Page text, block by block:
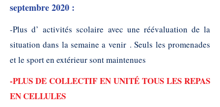
septembre 2020 :
-Plus d’ activités scolaire avec une réévaluation de la
situation dans la semaine a venir . Seuls les promenades
et le sport en extérieur sont maintenues
-PLUS DE COLLECTIF EN UNITÉ TOUS LES REPAS
EN CELLULES